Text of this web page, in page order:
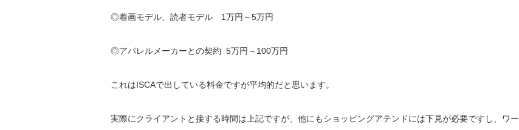
◎着画モデル、読者モデル 1万円～5万円
◎アパレルメーカーとの契約 5万円～100万円
これはISCAで出している料金ですが平均的だと思います。
実際にクライアントと接する時間は上記ですが、他にもショッピングアテンドには下見が必要ですし、ワー